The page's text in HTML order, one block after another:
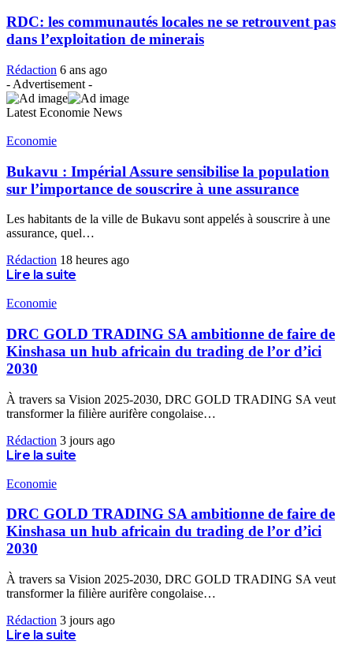
RDC: les communautés locales ne se retrouvent pas
dans l’exploitation de minerais
Rédaction 6 ans ago
- Advertisement -
Latest Economie News
Economie
Bukavu : Impérial Assure sensibilise la population
sur l’importance de souscrire à une assurance
Les habitants de la ville de Bukavu sont appelés à souscrire à une
assurance, quel…
Rédaction 18 heures ago
Lire la suite
Economie
DRC GOLD TRADING SA ambitionne de faire de
Kinshasa un hub africain du trading de l’or d’ici
2030
À travers sa Vision 2025-2030, DRC GOLD TRADING SA veut
transformer la filière aurifère congolaise…
Rédaction 3 jours ago
Lire la suite
Economie
DRC GOLD TRADING SA ambitionne de faire de
Kinshasa un hub africain du trading de l’or d’ici
2030
À travers sa Vision 2025-2030, DRC GOLD TRADING SA veut
transformer la filière aurifère congolaise…
Rédaction 3 jours ago
Lire la suite